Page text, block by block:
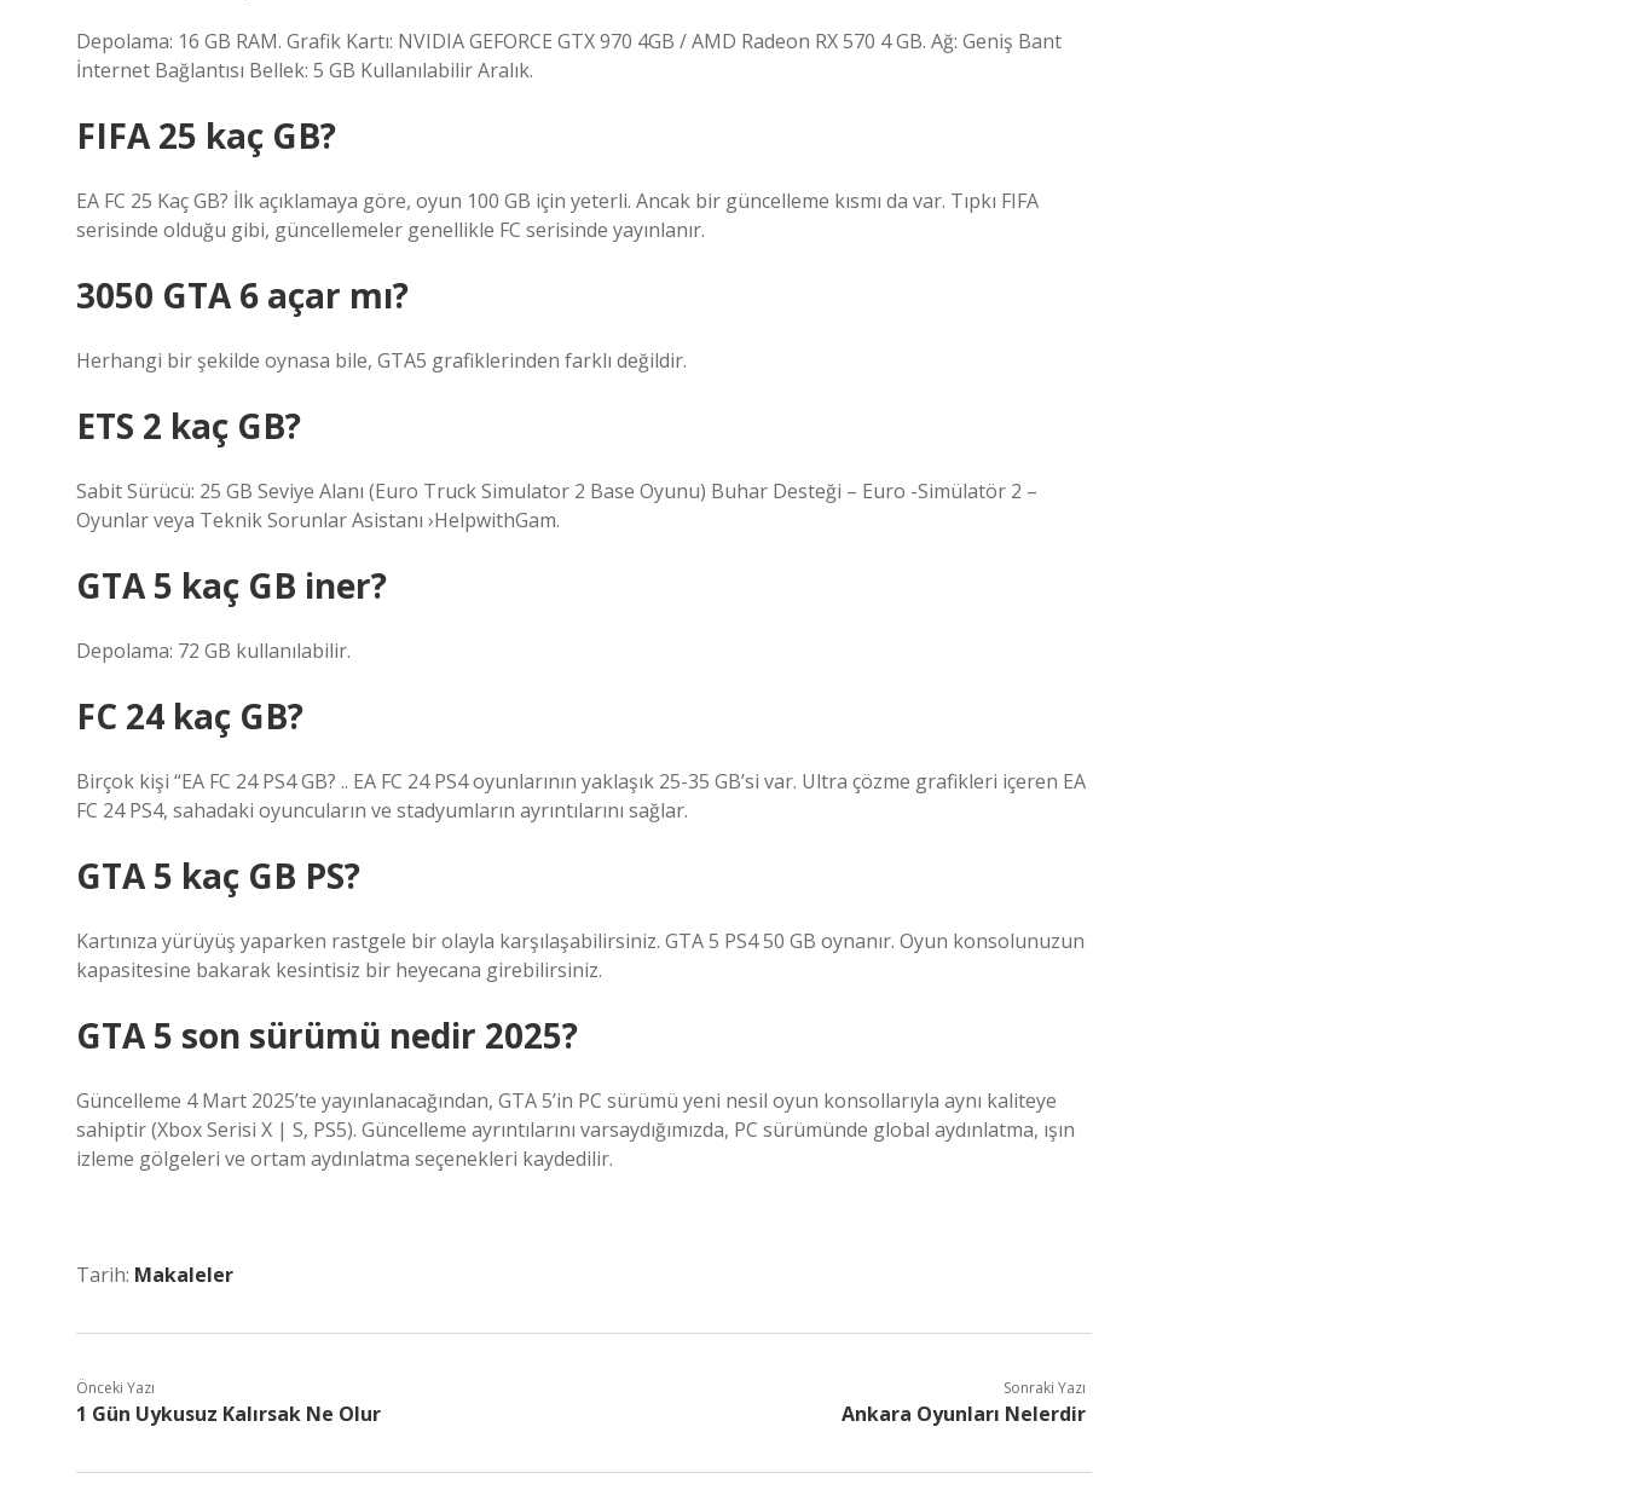
Depolama: 16 GB RAM. Grafik Kartı: NVIDIA GEFORCE GTX 970 4GB / AMD Radeon RX 570 4 GB. Ağ: Geniş Bant
İnternet Bağlantısı Bellek: 5 GB Kullanılabilir Aralık.
FIFA 25 kaç GB?
EA FC 25 Kaç GB? İlk açıklamaya göre, oyun 100 GB için yeterli. Ancak bir güncelleme kısmı da var. Tıpkı FIFA
serisinde olduğu gibi, güncellemeler genellikle FC serisinde yayınlanır.
3050 GTA 6 açar mı?
Herhangi bir şekilde oynasa bile, GTA5 grafiklerinden farklı değildir.
ETS 2 kaç GB?
Sabit Sürücü: 25 GB Seviye Alanı (Euro Truck Simulator 2 Base Oyunu) Buhar Desteği – Euro -Simülatör 2 –
Oyunlar veya Teknik Sorunlar Asistanı ›HelpwithGam.
GTA 5 kaç GB iner?
Depolama: 72 GB kullanılabilir.
FC 24 kaç GB?
Birçok kişi “EA FC 24 PS4 GB? .. EA FC 24 PS4 oyunlarının yaklaşık 25-35 GB’si var. Ultra çözme grafikleri içeren EA
FC 24 PS4, sahadaki oyuncuların ve stadyumların ayrıntılarını sağlar.
GTA 5 kaç GB PS?
Kartınıza yürüyüş yaparken rastgele bir olayla karşılaşabilirsiniz. GTA 5 PS4 50 GB oynanır. Oyun konsolunuzun
kapasitesine bakarak kesintisiz bir heyecana girebilirsiniz.
GTA 5 son sürümü nedir 2025?
Güncelleme 4 Mart 2025’te yayınlanacağından, GTA 5’in PC sürümü yeni nesil oyun konsollarıyla aynı kaliteye
sahiptir (Xbox Serisi X | S, PS5). Güncelleme ayrıntılarını varsaydığımızda, PC sürümünde global aydınlatma, ışın
izleme gölgeleri ve ortam aydınlatma seçenekleri kaydedilir.
Tarih: Makaleler
Önceki Yazı
1 Gün Uykusuz Kalırsak Ne Olur
Sonraki Yazı
Ankara Oyunları Nelerdir